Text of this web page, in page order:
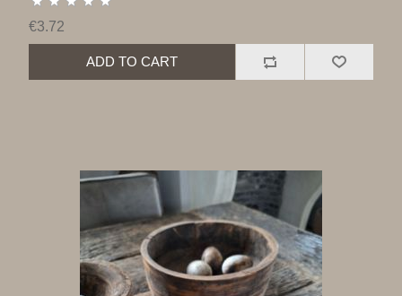
€3.72
ADD TO CART